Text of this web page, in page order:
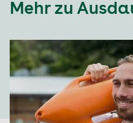
Mehr zu